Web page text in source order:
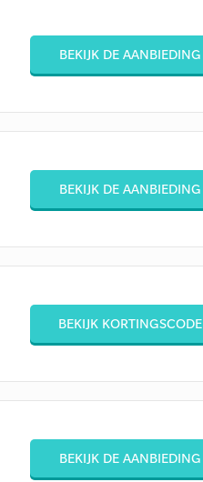
BEKIJK DE AANBIEDING
BEKIJK DE AANBIEDING
BEKIJK KORTINGSCODE
BEKIJK DE AANBIEDING